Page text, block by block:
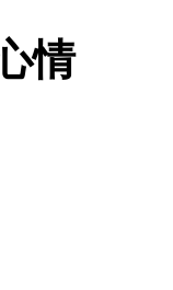
将其击毙
情